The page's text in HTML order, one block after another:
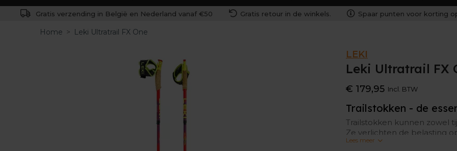
Gratis verzending in België en Nederland vanaf €50 Gratis retour in de winkels. Spaar punten voor korting
Home > Leki Ultratrail FX One
LEKI
Leki Ultratrail FX
€ 179,95 Incl. BTW
Trailstokken - de
Trailstokken kunnen zowel
Ze verlichten de belasting
begrip in de trailrunwereld,
Lees meer